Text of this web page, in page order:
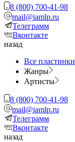
8 (800) 700-41-98
mail@iamlp.ru
Телеграмм
Вконтакте
назад
Все пластинки
Жанры
Артисты
8 (800) 700-41-98
mail@iamlp.ru
Телеграмм
Вконтакте
назад